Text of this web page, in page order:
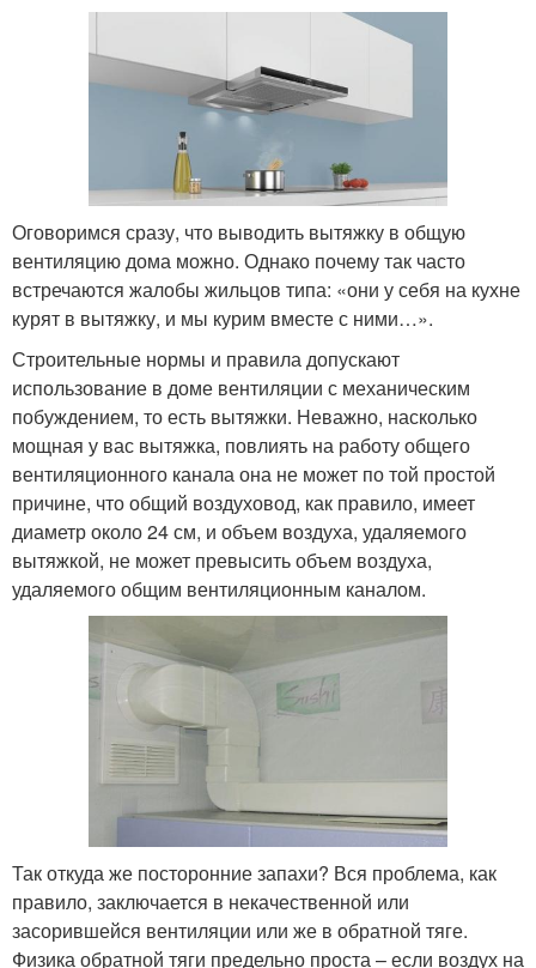
Оговоримся сразу, что выводить вытяжку в общую
вентиляцию дома можно. Однако почему так часто
встречаются жалобы жильцов типа: «они у себя на кухне
курят в вытяжку, и мы курим вместе с ними…».
Строительные нормы и правила допускают
использование в доме вентиляции с механическим
побуждением, то есть вытяжки. Неважно, насколько
мощная у вас вытяжка, повлиять на работу общего
вентиляционного канала она не может по той простой
причине, что общий воздуховод, как правило, имеет
диаметр около 24 см, и объем воздуха, удаляемого
вытяжкой, не может превысить объем воздуха,
удаляемого общим вентиляционным каналом.
Так откуда же посторонние запахи? Вся проблема, как
правило, заключается в некачественной или
засорившейся вентиляции или же в обратной тяге.
Физика обратной тяги предельно проста – если воздух на